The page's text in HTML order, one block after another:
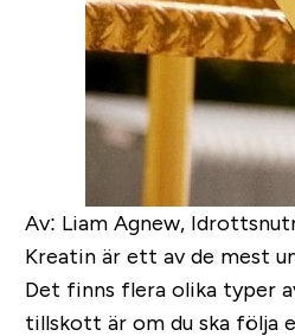
Av: Liam Agnew,
Kreatin är ett av de mest
Det finns flera olika typer
tillskott är om du ska följa